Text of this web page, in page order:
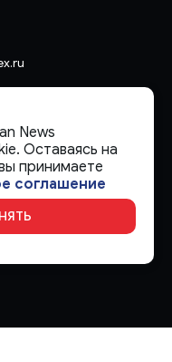
в
сфере связи,
коммуникаций
News
Оставаясь на
принимаете
соглашение